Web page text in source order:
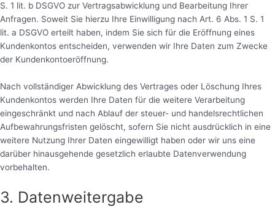
S. 1 lit. b DSGVO zur Vertragsabwicklung und Bearbeitung Ihrer
Anfragen. Soweit Sie hierzu Ihre Einwilligung nach Art. 6 Abs. 1 S. 1
lit. a DSGVO erteilt haben, indem Sie sich für die Eröffnung eines
Kundenkontos entscheiden, verwenden wir Ihre Daten zum Zwecke
der Kundenkontoeröffnung.
Nach vollständiger Abwicklung des Vertrages oder Löschung Ihres
Kundenkontos werden Ihre Daten für die weitere Verarbeitung
eingeschränkt und nach Ablauf der steuer- und handelsrechtlichen
Aufbewahrungsfristen gelöscht, sofern Sie nicht ausdrücklich in eine
weitere Nutzung Ihrer Daten eingewilligt haben oder wir uns eine
darüber hinausgehende gesetzlich erlaubte Datenverwendung
vorbehalten.
3. Datenweitergabe